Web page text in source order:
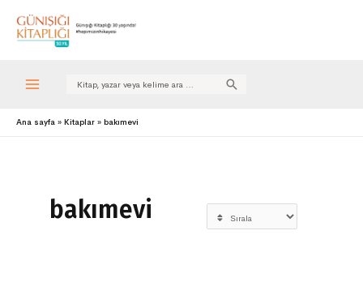
Search
Ana sayfa Kitaplar bakımevi
bakımevi